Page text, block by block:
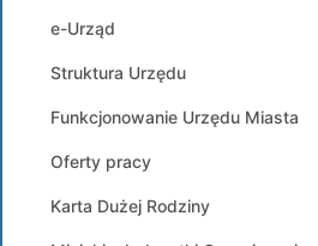
e-Urząd
Struktura Urzędu
Funkcjonowanie Urzędu Miasta
Oferty pracy
Karta Dużej Rodziny